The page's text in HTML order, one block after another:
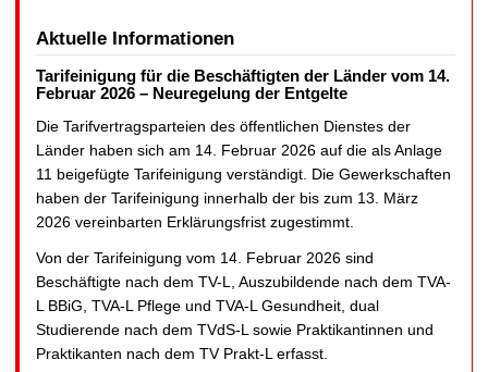
Aktuelle Informationen
Tarifeinigung für die Beschäftigten der Länder vom 14.
Februar 2026 – Neuregelung der Entgelte
Die Tarifvertragsparteien des öffentlichen Dienstes der
Länder haben sich am 14. Februar 2026 auf die als Anlage
11 beigefügte Tarifeinigung verständigt. Die Gewerkschaften
haben der Tarifeinigung innerhalb der bis zum 13. März
2026 vereinbarten Erklärungsfrist zugestimmt.
Von der Tarifeinigung vom 14. Februar 2026 sind
Beschäftigte nach dem TV-L, Auszubildende nach dem TVA-
L BBiG, TVA-L Pflege und TVA-L Gesundheit, dual
Studierende nach dem TVdS-L sowie Praktikantinnen und
Praktikanten nach dem TV Prakt-L erfasst.